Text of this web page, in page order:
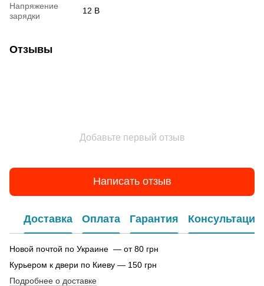
Напряжение
зарядки
12 В
Отзывы
Добавьте первый отзыв
Написать отзыв
Доставка Оплата Гарантия Консультация
Новой почтой по Украине — от 80 грн
Курьером к двери по Киеву — 150 грн
Подробнее о доставке